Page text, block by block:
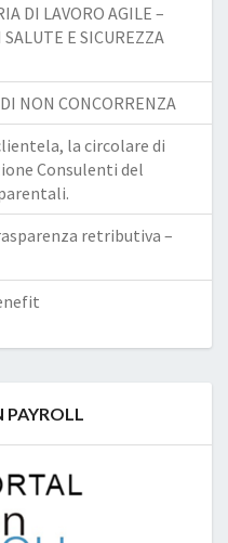
DI LAVORO AGILE –
E SICUREZZA
NON CONCORRENZA
la circolare di
Consulenti del
retributiva –